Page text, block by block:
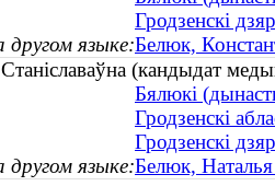
Гродзенскі
языке:Белюк,
(кандыдат
Бялюкі
Гродзенскі
Гродзенскі
языке:Белюк,